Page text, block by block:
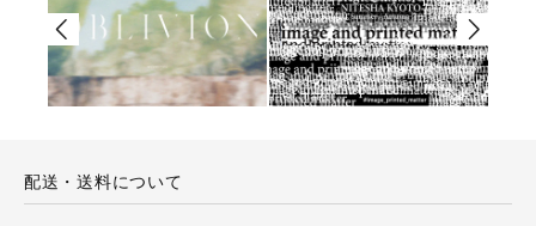
配送・送料について